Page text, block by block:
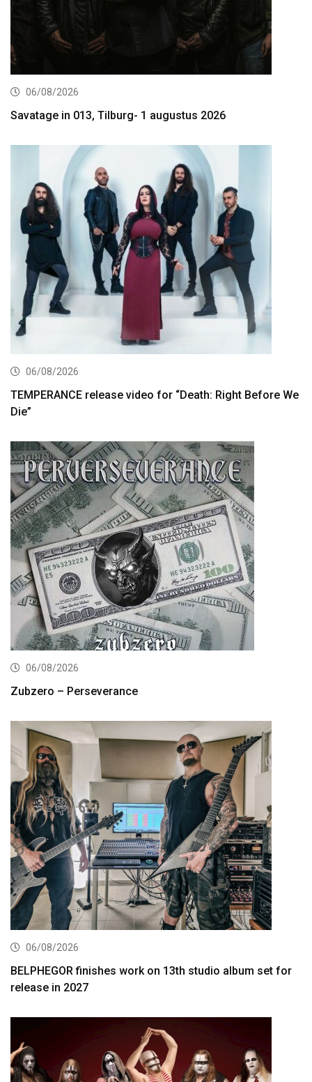
06/08/2026
Savatage in 013, Tilburg- 1 augustus 2026
06/08/2026
TEMPERANCE release video for “Death: Right Before We
Die”
06/08/2026
Zubzero – Perseverance
06/08/2026
BELPHEGOR finishes work on 13th studio album set for
release in 2027